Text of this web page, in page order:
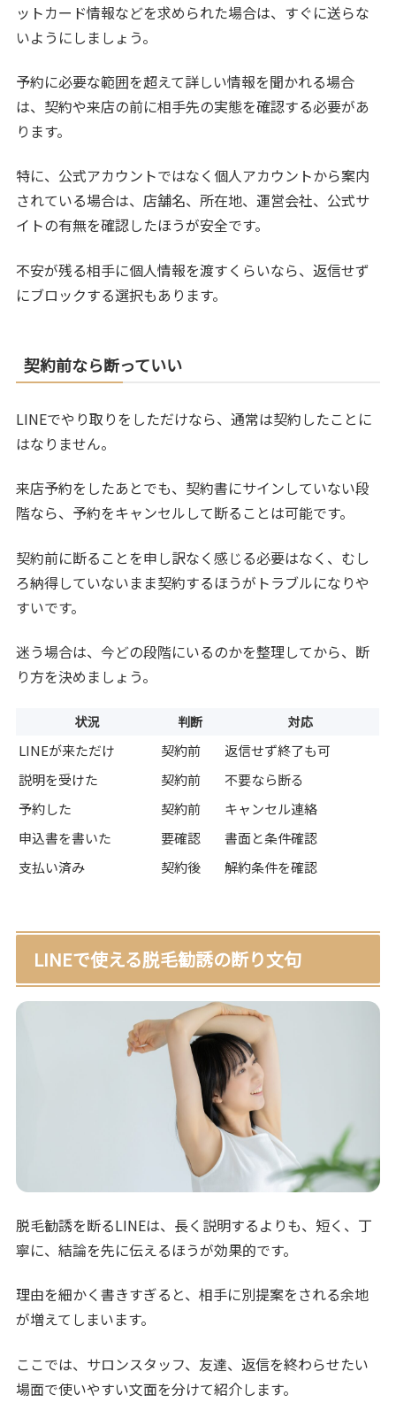
ットカード情報などを求められた場合は、すぐに送らな
いようにしましょう。
予約に必要な範囲を超えて詳しい情報を聞かれる場合
は、契約や来店の前に相手先の実態を確認する必要があ
ります。
特に、公式アカウントではなく個人アカウントから案内
されている場合は、店舗名、所在地、運営会社、公式サ
イトの有無を確認したほうが安全です。
不安が残る相手に個人情報を渡すくらいなら、返信せず
にブロックする選択もあります。
契約前なら断っていい
LINEでやり取りをしただけなら、通常は契約したことに
はなりません。
来店予約をしたあとでも、契約書にサインしていない段
階なら、予約をキャンセルして断ることは可能です。
契約前に断ることを申し訳なく感じる必要はなく、むし
ろ納得していないまま契約するほうがトラブルになりや
すいです。
迷う場合は、今どの段階にいるのかを整理してから、断
り方を決めましょう。
状況 判断 対応
LINEが来ただけ 契約前
返信せず終了も可
説明を受けた
契約前
不要なら断る
予約した
契約前
キャンセル連絡
申込書を書いた
要確認
書面と条件確認
支払い済み
契約後 解約条件を確認
LINEで使える脱毛勧誘の断り文句
脱毛勧誘を断るLINEは、長く説明するよりも、短く、丁
寧に、結論を先に伝えるほうが効果的です。
理由を細かく書きすぎると、相手に別提案をされる余地
が増えてしまいます。
ここでは、サロンスタッフ、友達、返信を終わらせたい
場面で使いやすい文面を分けて紹介します。